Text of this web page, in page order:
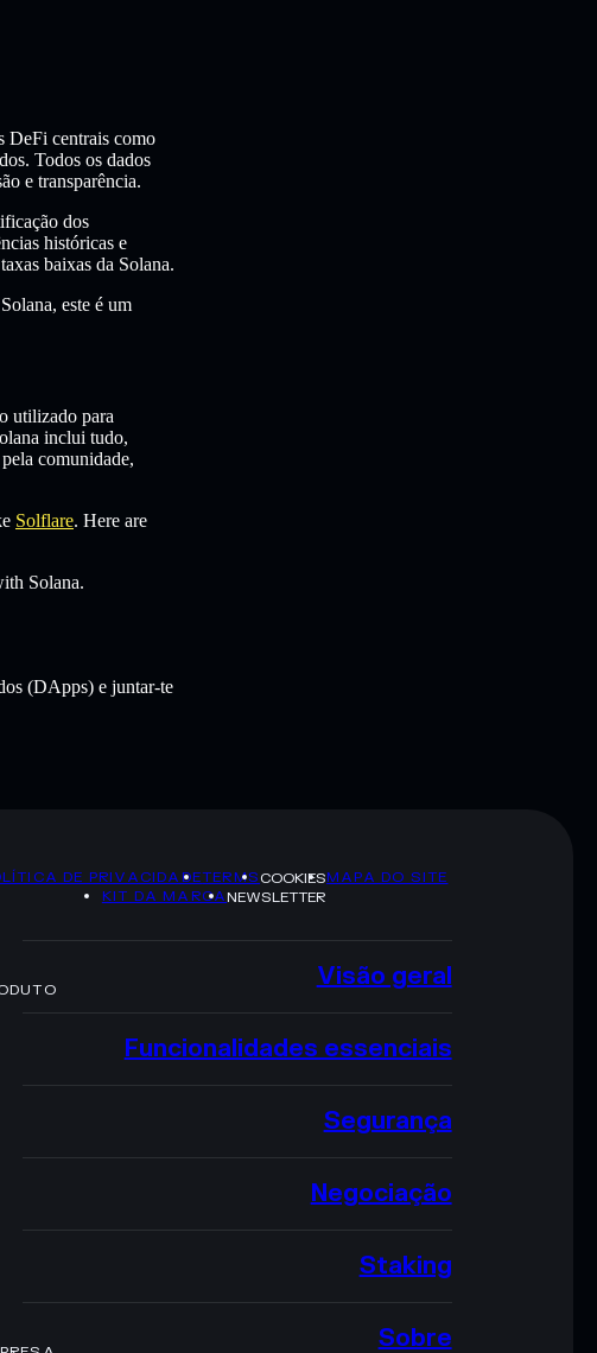
DeFi centrais como
Todos os dados
e transparência.
dos
históricas e
baixas da Solana.
este é um
utilizado para
inclui tudo,
comunidade,
Solflare. Here are
Solana.
(DApps) e juntar-te
DE PRIVACIDADETERMSCOOKIESMAPA DO SITE
KIT DA MARCANEWSLETTER
Visão geral
Funcionalidades essenciais
Segurança
Negociação
Staking
Sobre